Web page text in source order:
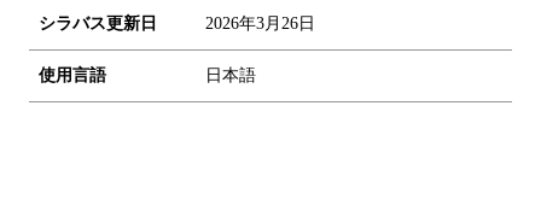
シラバス更新日 2026年3月26日
使用言語 日本語